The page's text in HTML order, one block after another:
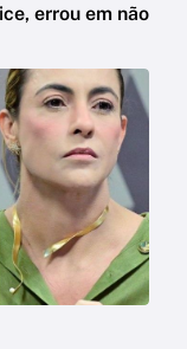
errou em não